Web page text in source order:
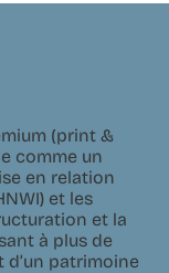
(print &
comme un
en relation
et les
et la
à plus de
patrimoine